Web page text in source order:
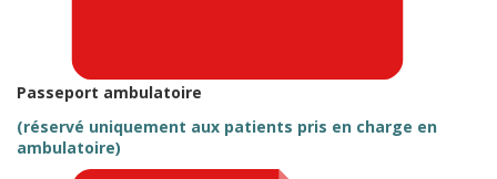
Passeport ambulatoire
(réservé uniquement aux patients pris en charge en
ambulatoire)